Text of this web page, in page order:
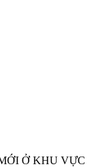
Ở KHU VỰC